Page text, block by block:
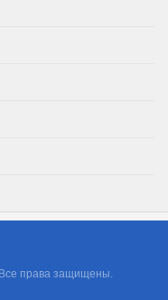
права защищены.